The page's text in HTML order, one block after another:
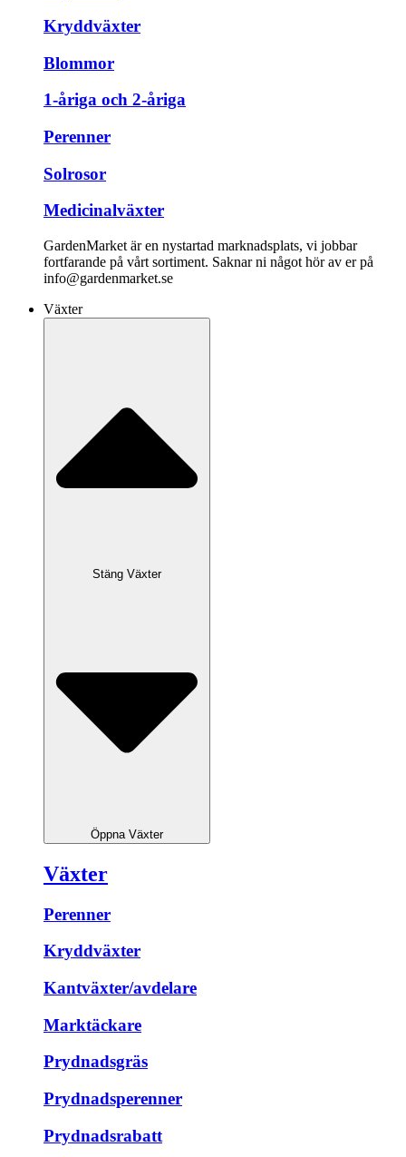
Kryddväxter
Blommor
1-åriga och 2-åriga
Perenner
Solrosor
Medicinalväxter
GardenMarket är en nystartad marknadsplats, vi jobbar
fortfarande på vårt sortiment. Saknar ni något hör av er på
info@gardenmarket.se
Växter
Stäng Växter
Öppna Växter
Växter
Perenner
Kryddväxter
Kantväxter/avdelare
Marktäckare
Prydnadsgräs
Prydnadsperenner
Prydnadsrabatt